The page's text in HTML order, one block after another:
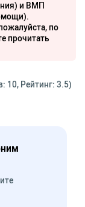
и ВМП
по
прочитать
10, Рейтинг: 3.5)